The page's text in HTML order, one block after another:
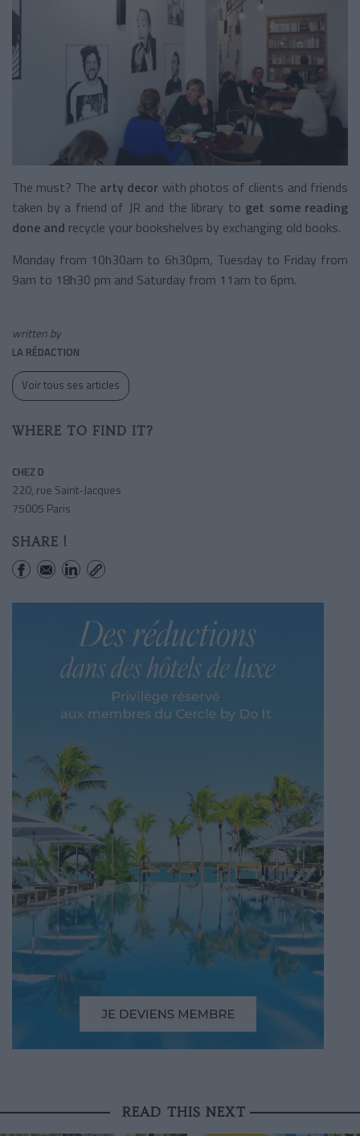
The must? The arty decor with photos of clients and friends
taken by a friend of JR and the library to get some reading
done and recycle your bookshelves by exchanging old books.
Monday from 10h30am to 6h30pm, Tuesday to Friday from
9am to 18h30 pm and Saturday from 11am to 6pm.
written by
LA RÉDACTION
Voir tous ses articles
WHERE TO FIND IT?
CHEZ D
220, rue Saint-Jacques
75005 Paris
SHARE !
READ THIS NEXT